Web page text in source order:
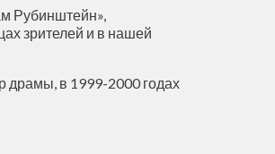
Рубинштейн»,
зрителей и в нашей
драмы, в 1999-2000 годах